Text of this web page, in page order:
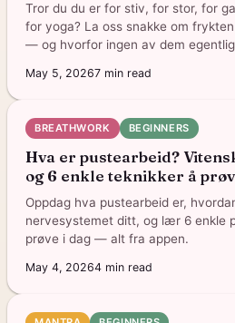
Tror du du er for stiv, for stor, for
for yoga? La oss snakke om
— og hvorfor ingen av dem
May 5, 20267 min read
BREATHWORK BEGINNERS
Hva er pustearbeid?
og 6 enkle teknikker å
Oppdag hva pustearbeid er,
nervesystemet ditt, og lær 6 enkle
prøve i dag — alt fra appen.
May 4, 20264 min read